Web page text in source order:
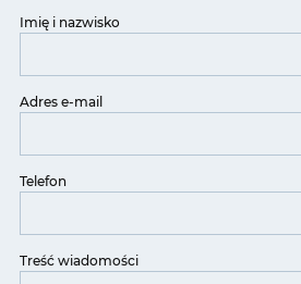
Imię i nazwisko
Adres e-mail
Telefon
Treść wiadomości